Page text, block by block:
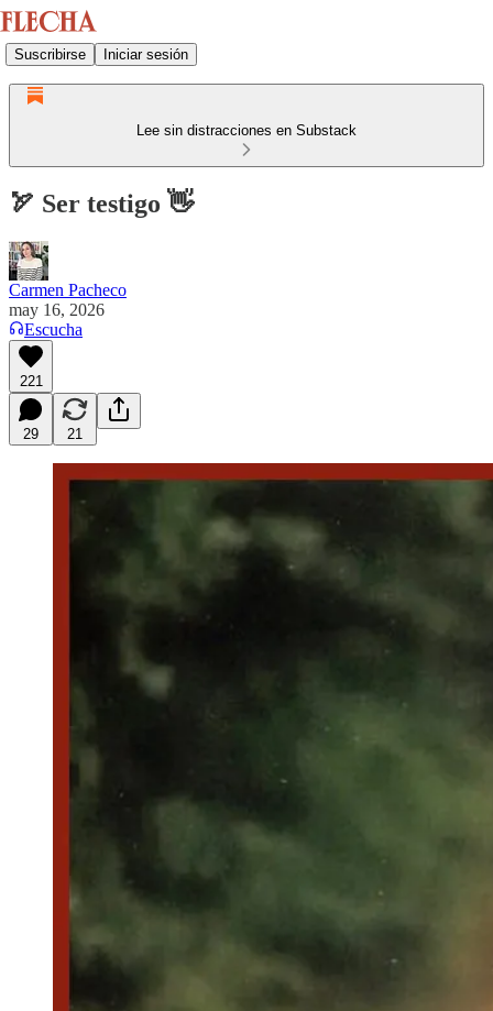
Suscribirse Iniciar sesión
Lee sin distracciones en Substack
🏹 Ser testigo 👋
Carmen Pacheco
may 16, 2026
Escucha
221
29 21